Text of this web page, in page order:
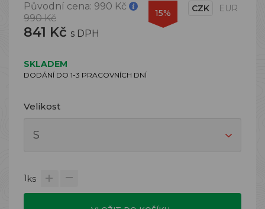
Původní cena: 990 Kč
990 Kč
841 Kč s DPH
15% CZK EUR
SKLADEM
DODÁNÍ DO 1-3 PRACOVNÍCH DNÍ
Velikost
1ks